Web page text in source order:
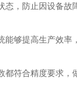
，防止因设备故
够提高生产效率
符合精度要求，